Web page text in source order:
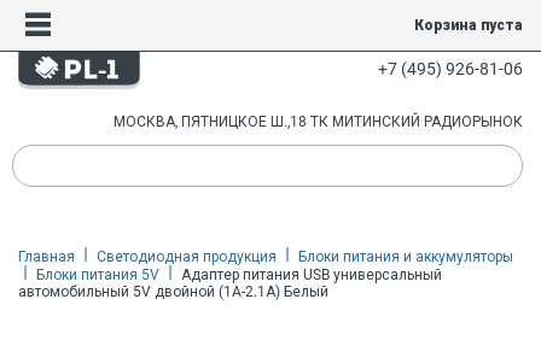
Корзина пуста
+7 (495) 926-81-06
МОСКВА, ПЯТНИЦКОЕ Ш.,18 ТК МИТИНСКИЙ РАДИОРЫНОК
Главная Светодиодная продукция
Блоки питания и аккумуляторы
Блоки питания 5V
Адаптер питания USB универсальный
автомобильный 5V двойной (1A-2.1А) Белый